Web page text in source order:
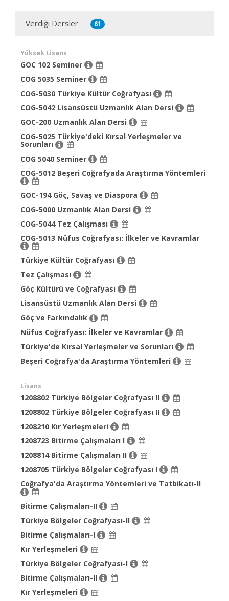
Verdiği Dersler 61
Yüksek Lisans
GOC 102 Seminer
COG 5035 Seminer
COG-5030 Türkiye Kültür Coğrafyası
COG-5042 Lisansüstü Uzmanlık Alan Dersi
GOC-200 Uzmanlık Alan Dersi
COG-5025 Türkiye'deki Kırsal Yerleşmeler ve
Sorunları
COG 5040 Seminer
COG-5012 Beşeri Coğrafyada Araştırma Yöntemleri
GOC-194 Göç, Savaş ve Diaspora
COG-5000 Uzmanlık Alan Dersi
COG-5044 Tez Çalışması
COG-5013 Nüfus Coğrafyası: İlkeler ve Kavramlar
Türkiye Kültür Coğrafyası
Tez Çalışması
Göç Kültürü ve Coğrafyası
Lisansüstü Uzmanlık Alan Dersi
Göç ve Farkındalık
Nüfus Coğrafyası: İlkeler ve Kavramlar
Türkiye'de Kırsal Yerleşmeler ve Sorunları
Beşeri Coğrafya'da Araştırma Yöntemleri
Lisans
1208802 Türkiye Bölgeler Coğrafyası II
1208802 Türkiye Bölgeler Coğrafyası II
1208210 Kır Yerleşmeleri
1208723 Bitirme Çalışmaları I
1208814 Bitirme Çalışmaları II
1208705 Türkiye Bölgeler Coğrafyası I
Coğrafya'da Araştırma Yöntemleri ve Tatbikatı-II
Bitirme Çalışmaları-II
Türkiye Bölgeler Coğrafyası-II
Bitirme Çalışmaları-I
Kır Yerleşmeleri
Türkiye Bölgeler Coğrafyası-I
Bitirme Çalışmaları-II
Kır Yerleşmeleri